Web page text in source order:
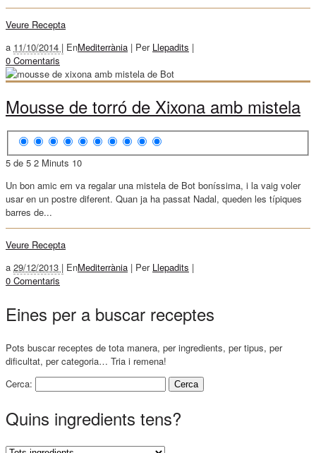
Veure Recepta
a 11/10/2014 | EnMediterrània | Per Llepadits |
0 Comentaris
Mousse de torró de Xixona amb mistela
5 de 5 2 Minuts 10
Un bon amic em va regalar una mistela de Bot boníssima, i la vaig voler
usar en un postre diferent. Quan ja ha passat Nadal, queden les típiques
barres de...
Veure Recepta
a 29/12/2013 | EnMediterrània | Per Llepadits |
0 Comentaris
Eines per a buscar receptes
Pots buscar receptes de tota manera, per ingredients, per tipus, per
dificultat, per categoria… Tria i remena!
Cerca:
Quins ingredients tens?